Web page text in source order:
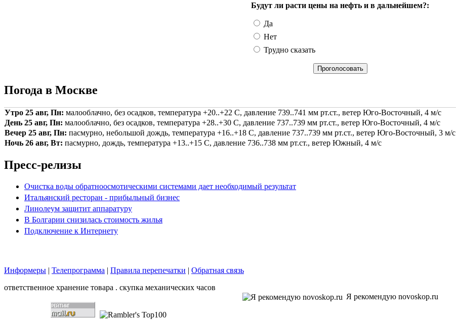
Будут ли расти цены на нефть и в дальнейшем?:
Да
Нет
Трудно сказать
Погода в Москве
Утро 25 авг, Пн: малооблачно, без осадков, температура +20..+22 С, давление 739..741 мм рт.ст., ветер Юго-Восточный, 4 м/с
День 25 авг, Пн: малооблачно, без осадков, температура +28..+30 С, давление 737..739 мм рт.ст., ветер Юго-Восточный, 4 м/с
Вечер 25 авг, Пн: пасмурно, небольшой дождь, температура +16..+18 С, давление 737..739 мм рт.ст., ветер Юго-Восточный, 3 м/с
Ночь 26 авг, Вт: пасмурно, дождь, температура +13..+15 С, давление 736..738 мм рт.ст., ветер Южный, 4 м/с
Пресс-релизы
Очистка воды обратноосмотическими системами дает необходимый результат
Итальянский ресторан - прибыльный бизнес
Линолеум защитит аппаратуру
В Болгарии снизилась стоимость жилья
Подключение к Интернету
Информеры | Телепрограмма | Правила перепечатки | Обратная связь
ответственное хранение товара . скупка механических часов
Я рекомендую novoskop.ru